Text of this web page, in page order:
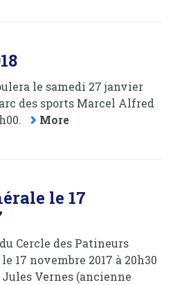
le samedi 27 janvier
des sports Marcel Alfred
More
le 17
Cercle des Patineurs
17 novembre 2017 à 20h30
Vernes (ancienne